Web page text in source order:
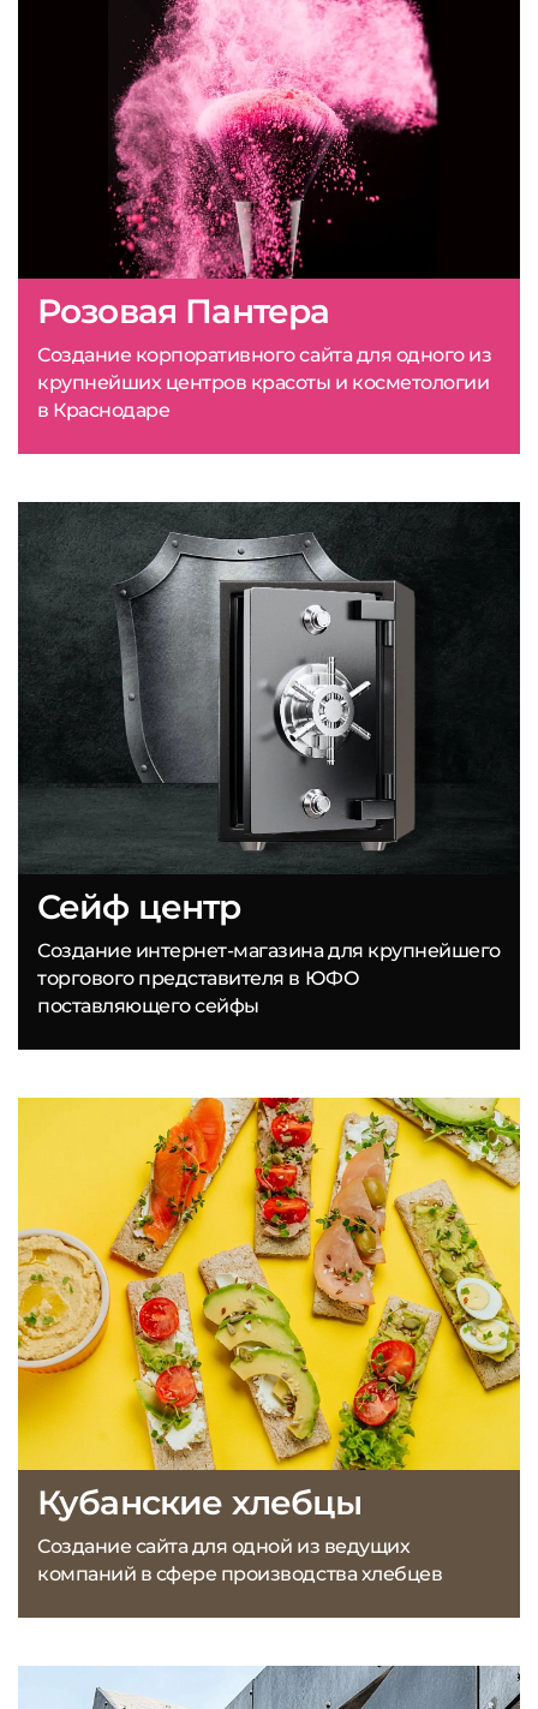
Розовая Пантера
Создание корпоративного сайта для одного из
крупнейших центров красоты и косметологии
в Краснодаре
Кубанские хлебцы
Создание сайта для одной из ведущих
компаний в сфере производства хлебцев
Сейф центр
Создание интернет-магазина для крупнейшего
торгового представителя в ЮФО
поставляющего сейфы